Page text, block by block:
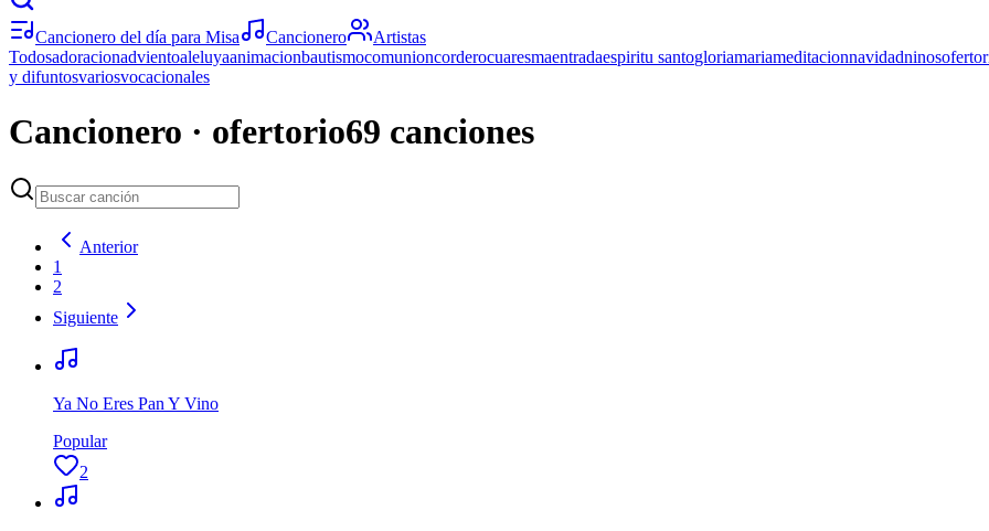
Cancionero del día para Misa Cancionero
Artistas
Todosadoracionadvientoaleluyaanimacionbautismocomunioncorderocuaresmaentradaespiritu santogloriamariameditacionnavidadninos
y difuntosvariosvocacionales
Cancionero · ofertorio69 canciones
Anterior
1
2
Siguiente
Ya No Eres Pan Y Vino
Popular
2